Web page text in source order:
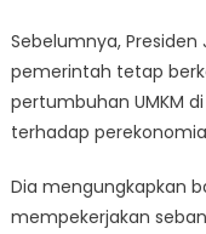
Sebelumnya,
pemerintah tetap
pertumbuhan UMKM
terhadap
Dia mengungkapkan
mempekerjakan